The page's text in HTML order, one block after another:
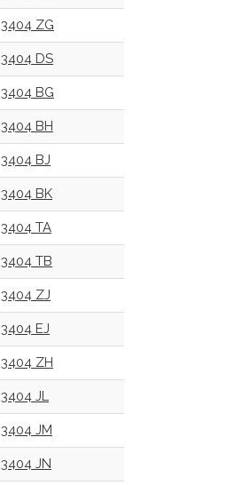
3404 ZG
3404 DS
3404 BG
3404 BH
3404 BJ
3404 BK
3404 TA
3404 TB
3404 ZJ
3404 EJ
3404 ZH
3404 JL
3404 JM
3404 JN